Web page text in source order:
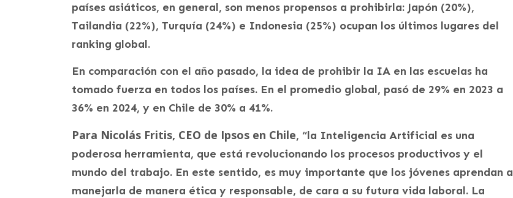
países asiáticos, en general, son menos propensos a prohibirla: Japón (20%),
Tailandia (22%), Turquía (24%) e Indonesia (25%) ocupan los últimos lugares del
ranking global.
En comparación con el año pasado, la idea de prohibir la IA en las escuelas ha
tomado fuerza en todos los países. En el promedio global, pasó de 29% en 2023 a
36% en 2024, y en Chile de 30% a 41%.
Para Nicolás Fritis, CEO de Ipsos en Chile, “la Inteligencia Artificial es una
poderosa herramienta, que está revolucionando los procesos productivos y el
mundo del trabajo. En este sentido, es muy importante que los jóvenes aprendan a
manejarla de manera ética y responsable, de cara a su futura vida laboral. La